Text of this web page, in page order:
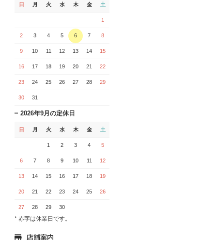
日 月 火 水 木 金 土
1
2 3 4 5 6 7 8
9 10 11 12 13 14 15
16 17 18 19 20 21 22
23 24 25 26 27 28 29
30 31
2026年9月の定休日
日 月 火 水 木 金 土
1 2 3 4 5
6 7 8 9 10 11 12
13 14 15 16 17 18 19
20 21 22 23 24 25 26
27 28 29 30
* 赤字は休業日です。